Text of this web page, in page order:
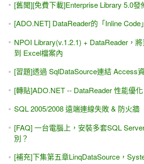
黯然銷魂 之 網頁繪製圖表 Google
好強、好簡單啊！太好用了，以後用不到
[免費下載]Visual Studio 2008 and .NET
[操作與設定] VS 2013 Express for Web
"基本模式"
[Trad. Chinese(Big5)] Web API 超簡單入
ASP.NET Web API #3 (C# / VB, 原作：
交稿以後，作者的產後憂鬱症。兼論「
在下定決心以前，請不要急著繳費
ASP.NET (WebForm) 防範 CSRF攻擊